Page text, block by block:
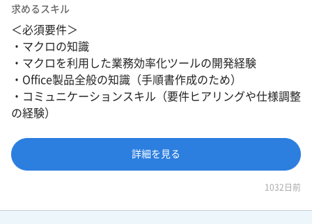
求めるスキル
＜必須要件＞
・マクロの知識
・マクロを利用した業務効率化ツールの開発経験
・Office製品全般の知識（手順書作成のため）
・コミュニケーションスキル（要件ヒアリングや仕様調整
の経験）
詳細を見る
1032日前